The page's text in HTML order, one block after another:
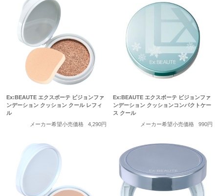
Ex:BEAUTE エクスボーテ ビジョンファ
ンデーション クッション クール レフィ
ル
メーカー希望小売価格
4,290円
Ex:BEAUTE エクスボーテ ビジョンファ
ンデーション クッションコンパクトケー
ス クール
メーカー希望小売価格
990円